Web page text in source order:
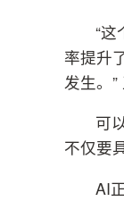
“
率提升
发生。”
可
不仅要
AI